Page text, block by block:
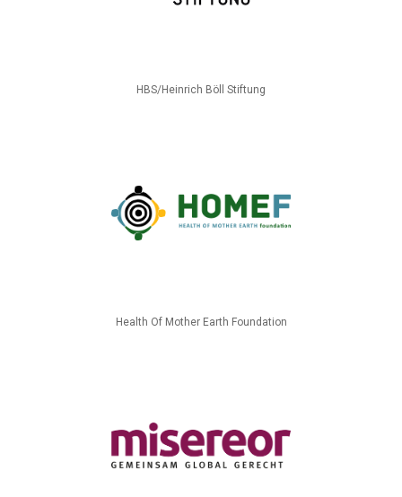
HBS/Heinrich Böll Stiftung
Health Of Mother Earth Foundation